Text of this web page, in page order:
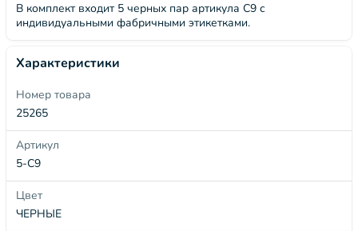
В комплект входит 5 черных пар артикула С9 с
индивидуальными фабричными этикетками.
Характеристики
Номер товара
25265
Артикул
5-С9
Цвет
ЧЕРНЫЕ